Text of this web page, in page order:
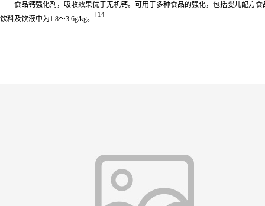
食品钙强化剂，吸收效果优于无机钙。可用于多种食品的强化，包括婴儿配方
饮料及饮液中为1.8～3.6g/kg。
[14]